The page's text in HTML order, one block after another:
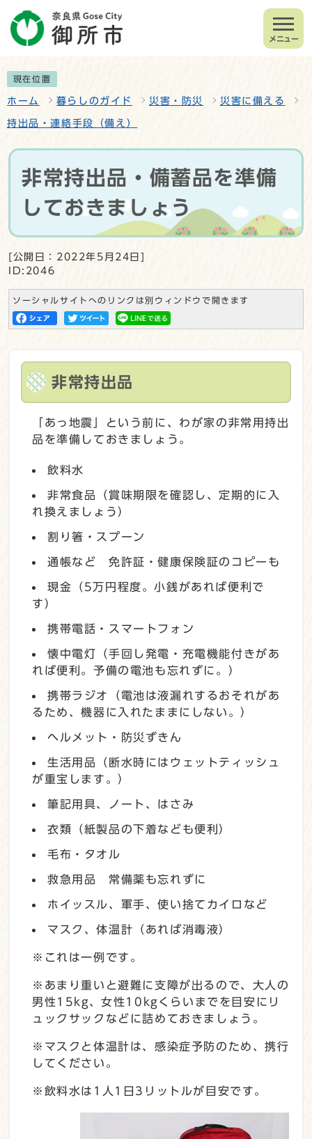
メニュー
現在位置
ホーム 暮らしのガイド 災害・防災 災害に備える
持出品・連絡手段（備え）
非常持出品・備蓄品を準備
しておきましょう
[公開日：2022年5月24日]
ID:2046
ソーシャルサイトへのリンクは別ウィンドウで開きます
非常持出品
「あっ地震」という前に、わが家の非常用持出
品を準備しておきましょう。
飲料水
非常食品（賞味期限を確認し、定期的に入
れ換えましょう）
割り箸・スプーン
通帳など 免許証・健康保険証のコピーも
現金（5万円程度。小銭があれば便利で
す）
携帯電話・スマートフォン
懐中電灯（手回し発電・充電機能付きがあ
れば便利。予備の電池も忘れずに。）
携帯ラジオ（電池は液漏れするおそれがあ
るため、機器に入れたままにしない。）
ヘルメット・防災ずきん
生活用品（断水時にはウェットティッシュ
が重宝します。）
筆記用具、ノート、はさみ
衣類（紙製品の下着なども便利）
毛布・タオル
救急用品 常備薬も忘れずに
ホイッスル、軍手、使い捨てカイロなど
マスク、体温計（あれば消毒液）
※これは一例です。
※あまり重いと避難に支障が出るので、大人の
男性15kg、女性10kgくらいまでを目安にリ
ュックサックなどに詰めておきましょう。
※マスクと体温計は、感染症予防のため、携行
してください。
※飲料水は1人1日3リットルが目安です。